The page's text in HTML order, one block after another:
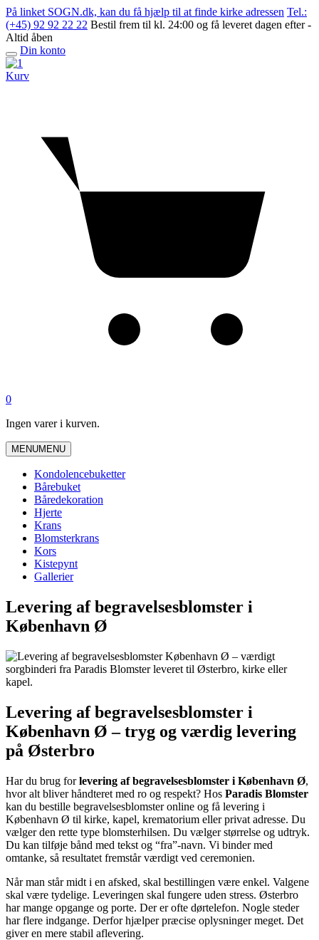
Skip
to
content
På linket SOGN.dk, kan du få hjælp til at finde kirke adressen Tel.:
(+45) 92 92 22 22 Bestil frem til kl. 24:00 og få leveret dagen efter -
Altid åben
Open
menu
Din konto
Kurv
0
Ingen varer i kurven.
MENUMENU
Kondolencebuketter
Bårebuket
Båredekoration
Hjerte
Krans
Blomsterkrans
Kors
Kistepynt
Gallerier
Levering af begravelsesblomster i
København Ø
Levering af begravelsesblomster i
København Ø – tryg og værdig levering
på Østerbro
Har du brug forlevering af begravelsesblomster i København Ø,
hvor alt bliver håndteret med ro og respekt? Hos Paradis Blomster
kan du bestille begravelsesblomster online og få levering i
København Ø til kirke, kapel, krematorium eller privat adresse. Du
vælger den rette type blomsterhilsen. Du vælger størrelse og udtryk.
Du kan tilføje bånd med tekst og “fra”-navn. Vi binder med
omtanke, så resultatet fremstår værdigt ved ceremonien.
Når man står midt i en afsked, skal bestillingen være enkel. Valgene
skal være tydelige. Leveringen skal fungere uden stress. Østerbro
har mange opgange og porte. Der er ofte dørtelefon. Nogle steder
har flere indgange. Derfor hjælper præcise oplysninger meget. Det
giver en mere stabil aflevering.